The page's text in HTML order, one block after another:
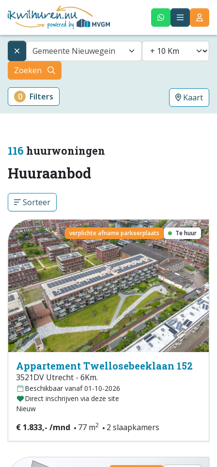
Gemeente Nieuwegein
Zoeken
0 Filters Kaart
116 huurwoningen
Huuraanbod
Sorteer
verplichte afname parkeerplaats Te huur
Appartement Twellosebeeklaan 152
3521DV Utrecht - 6Km.
Beschikbaar vanaf 01-10-2026
Direct inschrijven via deze site
Nieuw
€ 1.833,- /mnd 77 m2 2 slaapkamers